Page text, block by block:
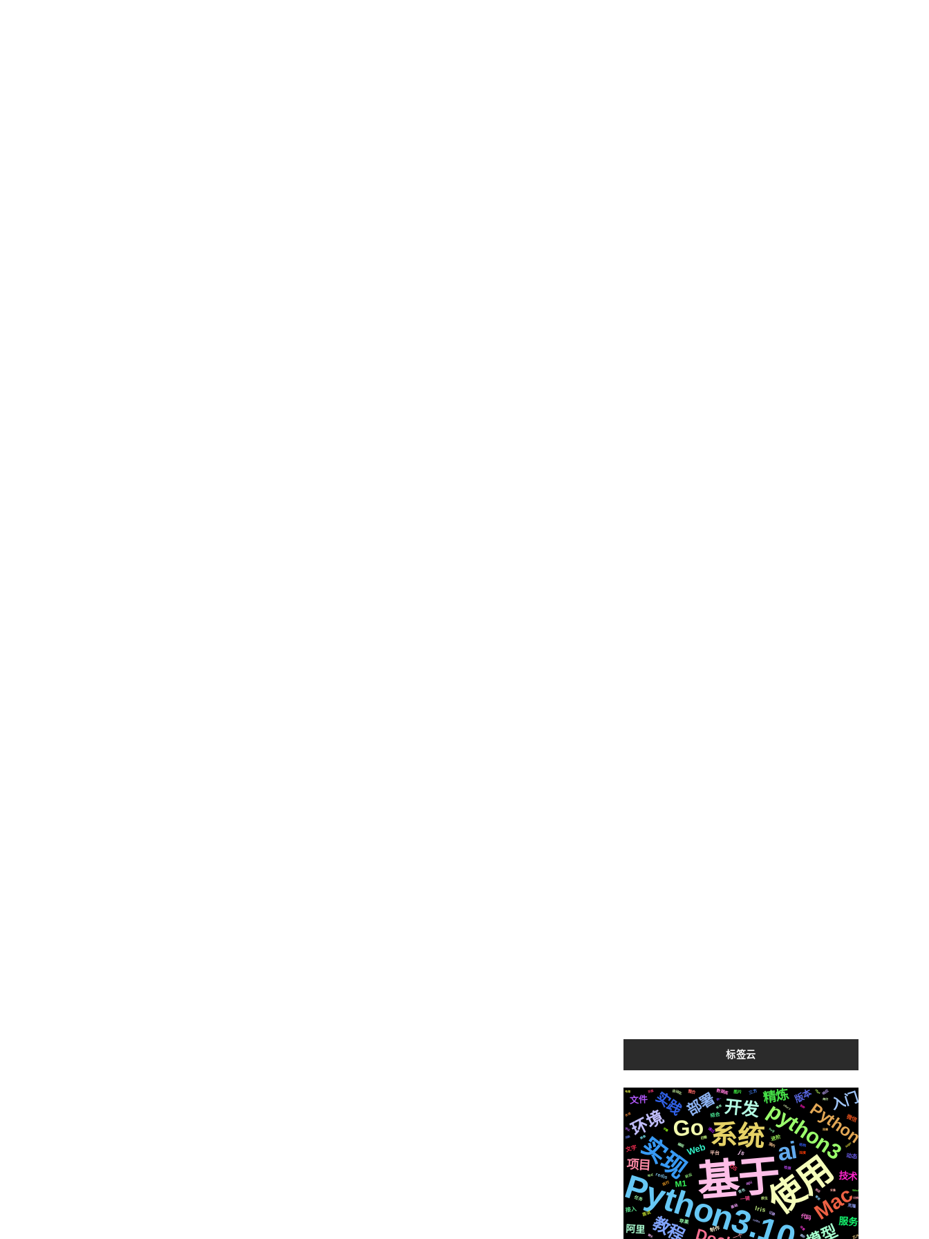
标签云
基于使用
Python3.10
系统 ai
实现
Go python3
Mac
开发
教程
Python
环境
部署
实践 入门
精炼
项目
技术
阿里
服务
文件 版本
Web
M1
js
Iris
代码
动态
OS
文字
接入
微信
平台
一键
进阶
redis
结合
苹果
制作
一个
任务
面试
api
三方
图片
数据库
整合
克隆
自动化
音色
响应
原生
芯片
前后
检测
基础
国内
后端
深度
记录
编程
通过 svg
结构
运行
centos
推送
需要
格式
字幕
变量
推荐 celery
场景
阻塞
镜像
Apple
各种
遇到
统一
github
切换
动画
协议
聊天
合成
页面 https
简历
布局